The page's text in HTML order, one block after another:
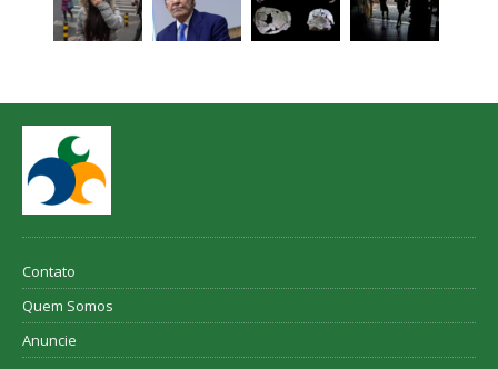
Contato
Quem Somos
Anuncie